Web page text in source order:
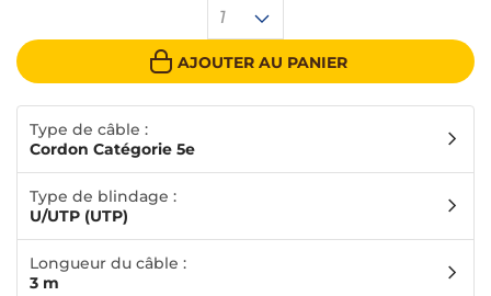
1
AJOUTER AU PANIER
Type de câble :
Cordon Catégorie 5e
Type de blindage :
U/UTP (UTP)
Longueur du câble :
3 m